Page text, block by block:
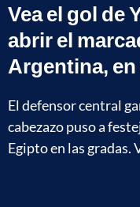
Vea el gol de
abrir el
Argentina, en
El defensor central
cabezazo puso a
Egipto en las gradas.